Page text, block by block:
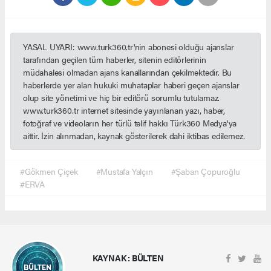
YASAL UYARI: www.turk360.tr'nin abonesi olduğu ajanslar
tarafından geçilen tüm haberler, sitenin editörlerinin
müdahalesi olmadan ajans kanallarından çekilmektedir. Bu
haberlerde yer alan hukuki muhataplar haberi geçen ajanslar
olup site yönetimi ve hiç bir editörü sorumlu tutulamaz.
www.turk360.tr internet sitesinde yayınlanan yazı, haber,
fotoğraf ve videoların her türlü telif hakkı Türk360 Medya'ya
aittir. İzin alınmadan, kaynak gösterilerek dahi iktibas edilemez.
#Gökmen Çiçek #Mustafa Yalçın
#Şaban Çopuroğlu
#ERVA
KAYNAK : BÜLTEN